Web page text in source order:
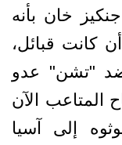
خان بأنه
كانت قبائل،
ضد "تشن" عدو
المتاعب الآن
إلى آسيا